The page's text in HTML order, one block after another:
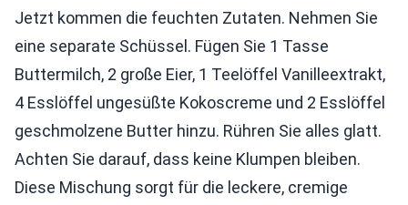
Jetzt kommen die feuchten Zutaten. Nehmen Sie
eine separate Schüssel. Fügen Sie 1 Tasse
Buttermilch, 2 große Eier, 1 Teelöffel Vanilleextrakt,
4 Esslöffel ungesüßte Kokoscreme und 2 Esslöffel
geschmolzene Butter hinzu. Rühren Sie alles glatt.
Achten Sie darauf, dass keine Klumpen bleiben.
Diese Mischung sorgt für die leckere, cremige